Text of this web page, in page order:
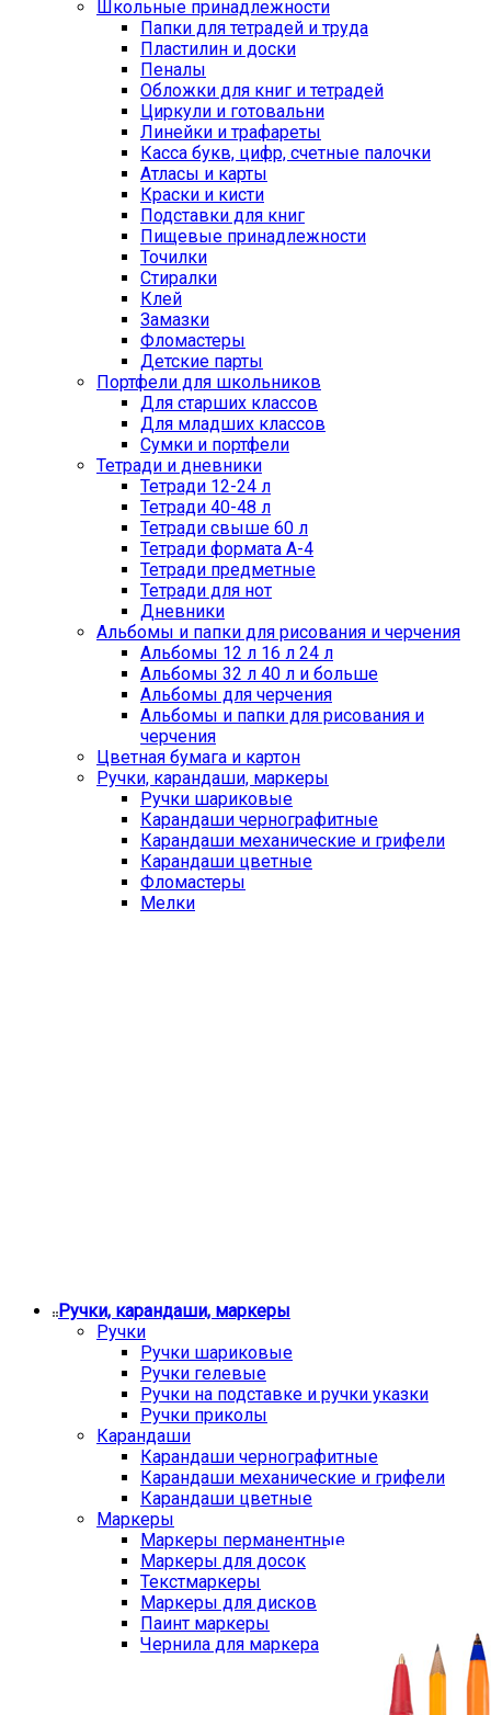
Школьные принадлежности
Папки для тетрадей и труда
Пластилин и доски
Пеналы
Обложки для книг и тетрадей
Циркули и готовальни
Линейки и трафареты
Касса букв, цифр, счетные палочки
Атласы и карты
Краски и кисти
Подставки для книг
Пищевые принадлежности
Точилки
Стиралки
Клей
Замазки
Фломастеры
Детские парты
Портфели для школьников
Для старших классов
Для младших классов
Сумки и портфели
Тетради и дневники
Тетради 12-24 л
Тетради 40-48 л
Тетради свыше 60 л
Тетради формата А-4
Тетради предметные
Тетради для нот
Дневники
Альбомы и папки для рисования и черчения
Альбомы 12 л 16 л 24 л
Альбомы 32 л 40 л и больше
Альбомы для черчения
Альбомы и папки для рисования и
черчения
Цветная бумага и картон
Ручки, карандаши, маркеры
Ручки шариковые
Карандаши чернографитные
Карандаши механические и грифели
Карандаши цветные
Фломастеры
Мелки
Ручки, карандаши, маркеры
Ручки
Ручки шариковые
Ручки гелевые
Ручки на подставке и ручки указки
Ручки приколы
Карандаши
Карандаши чернографитные
Карандаши механические и грифели
Карандаши цветные
Маркеры
Маркеры перманентные
Маркеры для досок
Текстмаркеры
Маркеры для дисков
Паинт маркеры
Чернила для маркера